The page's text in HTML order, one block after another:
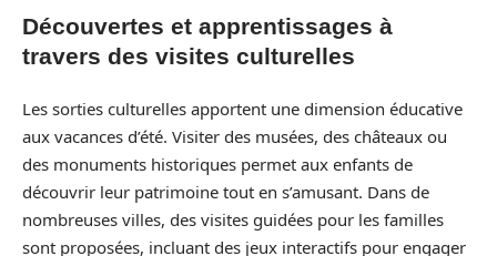
Découvertes et apprentissages à
travers des visites culturelles
Les sorties culturelles apportent une dimension éducative
aux vacances d’été. Visiter des musées, des châteaux ou
des monuments historiques permet aux enfants de
découvrir leur patrimoine tout en s’amusant. Dans de
nombreuses villes, des visites guidées pour les familles
sont proposées, incluant des jeux interactifs pour engager